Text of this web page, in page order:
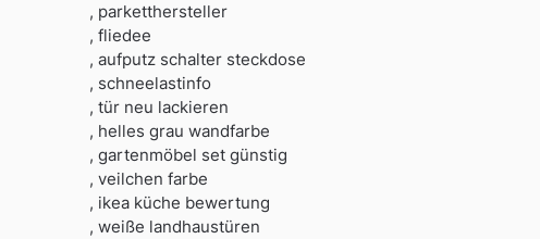
, parketthersteller
, fliedee
, aufputz schalter steckdose
, schneelastinfo
, tür neu lackieren
, helles grau wandfarbe
, gartenmöbel set günstig
, veilchen farbe
, ikea küche bewertung
, weiße landhaustüren